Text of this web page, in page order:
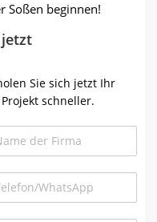
Soßen beginnen!
Sie sich jetzt Ihr
schneller.